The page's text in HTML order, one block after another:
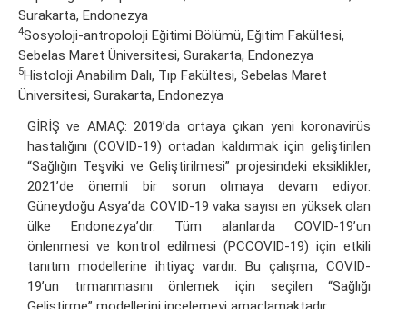
Surakarta, Endonezya
4Sosyoloji-antropoloji Eğitimi Bölümü, Eğitim Fakültesi,
Sebelas Maret Üniversitesi, Surakarta, Endonezya
5Histoloji Anabilim Dalı, Tıp Fakültesi, Sebelas Maret
Üniversitesi, Surakarta, Endonezya
GİRİŞ ve AMAÇ: 2019’da ortaya çıkan yeni koronavirüs
hastalığını (COVID-19) ortadan kaldırmak için geliştirilen
“Sağlığın Teşviki ve Geliştirilmesi” projesindeki eksiklikler,
2021’de önemli bir sorun olmaya devam ediyor.
Güneydoğu Asya’da COVID-19 vaka sayısı en yüksek olan
ülke Endonezya’dır. Tüm alanlarda COVID-19’un
önlenmesi ve kontrol edilmesi (PCCOVID-19) için etkili
tanıtım modellerine ihtiyaç vardır. Bu çalışma, COVID-
19’un tırmanmasını önlemek için seçilen “Sağlığı